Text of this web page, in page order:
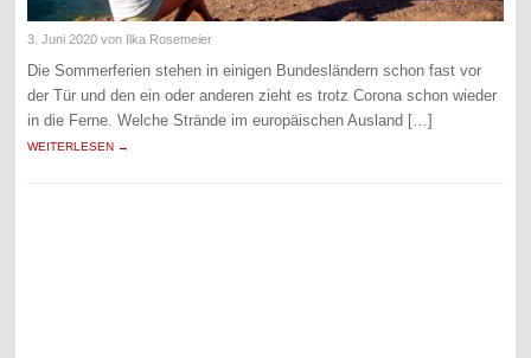
3. Juni 2020 von Ilka Rosemeier
Die Sommerferien stehen in einigen Bundesländern schon fast vor
der Tür und den ein oder anderen zieht es trotz Corona schon wieder
in die Ferne. Welche Strände im europäischen Ausland […]
WEITERLESEN →